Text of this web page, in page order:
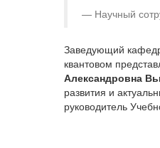
Научный
Заведующий
квантовом
Александровна
развития и
руководитель